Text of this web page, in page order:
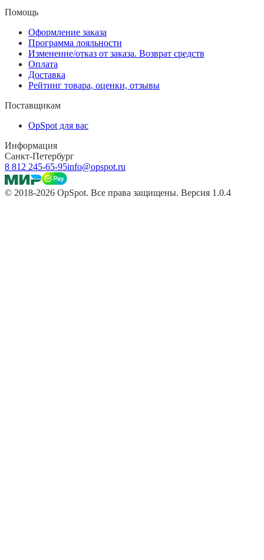
Помощь
Оформление заказа
Программа лояльности
Изменение/отказ от заказа. Возврат средств
Оплата
Доставка
Рейтинг товара, оценки, отзывы
Поставщикам
OpSpot для вас
Информация
Санкт-Петербург
8 812 245-65-95info@opspot.ru
© 2018-2026 OpSpot. Все права защищены. Версия 1.0.4